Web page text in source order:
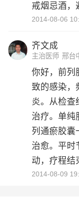
戒烟忌酒，
2014-08-06
齐文成
主治医师 邢台
你好，前列
致的感染，
炎。从检查
治疗。单纯
列通瘀胶囊
治愈。平时
动，疗程结
2014-08-09